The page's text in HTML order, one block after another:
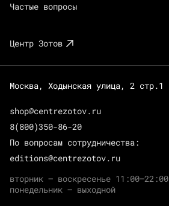
Частые вопросы
Центр Зотов
Москва, Ходынская улица, 2 стр.1
shop@centrezotov.ru
8(800)350-86-20
По вопросам сотрудничества:
editions@centrezotov.ru
вторник — воскресенье 11:00–22:00
понедельник — выходной